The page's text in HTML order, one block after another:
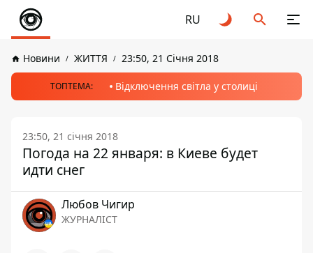
RU
Новини ЖИТТЯ 23:50, 21 Січня 2018
ТОПТЕМА: Відключення світла у столиці
23:50, 21 січня 2018
Погода на 22 января: в Киеве будет
идти снег
Любов Чигир
ЖУРНАЛІСТ